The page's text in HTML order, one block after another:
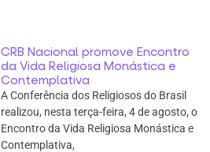
CRB Nacional promove Encontro
da Vida Religiosa Monástica e
Contemplativa
A Conferência dos Religiosos do Brasil
realizou, nesta terça-feira, 4 de agosto, o
Encontro da Vida Religiosa Monástica e
Contemplativa,